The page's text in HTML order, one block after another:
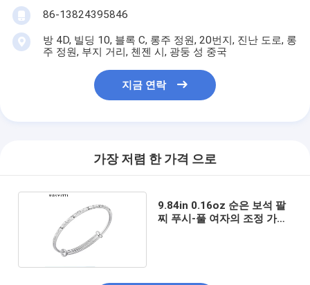
86-13824395846
방 4D, 빌딩 10, 블록 C, 롱주 정원, 20번지, 진난 도로, 롱
주 정원, 부지 거리, 첸젠 시, 광둥 성 중국
지금 연락
가장 저렴 한 가격 으로
9.84in 0.16oz 순은 보석 팔
찌 푸시-풀 여자의 조정 가능